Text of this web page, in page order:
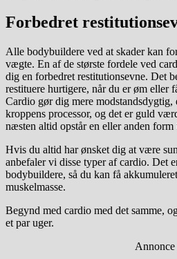
Forbedret
Alle bodybuildere ved at skader kan
vægte. En af de største fordele ved
dig en forbedret restitutionsevne. Det
restituere hurtigere, når du er øm eller
Cardio gør dig mere modstandsdygtig,
kroppens processor, og det er guld
næsten altid opstår en eller anden form
Hvis du altid har ønsket dig at være
anbefaler vi disse typer af cardio. Det
bodybuildere, så du kan få
muskelmasse.
Begynd med cardio med det samme,
et par uger.
Annonce